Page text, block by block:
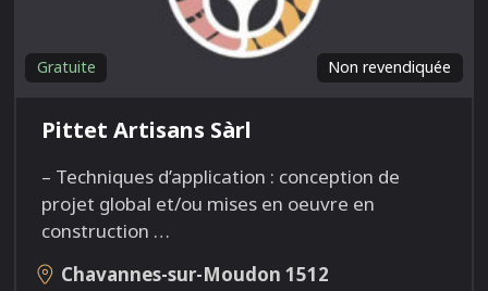
Non revendiquée
Gratuite
Pittet Artisans Sàrl
– Techniques d’application : conception de
projet global et/ou mises en oeuvre en
construction …
Chavannes-sur-Moudon 1512